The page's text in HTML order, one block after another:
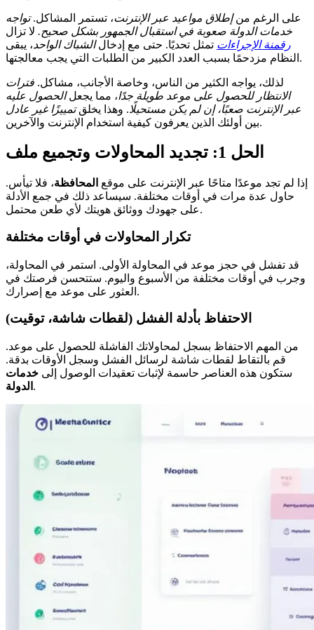
على الرغم منإطلاق مواعيد عبر الإنترنت، تستمر المشاكل.تواجه
خدمات الدولة صعوبة في استقبال الجمهور بشكل صحيح. لا تزال
رقمنة الإجراءات تمثل تحديًا. حتى مع إدخالالشباك الواحد، يبقى
النظام مزدحمًا بسبب العدد الكبير من الطلبات التي يجب معالجتها.
لذلك، يواجه الكثير من الناس، وخاصة الأجانب، مشاكل. فترات
الانتظار للحصول على موعد طويلة جدًا، مما يجعلالحصول عليه
عبر الإنترنت صعبًا، إن لم يكن مستحيلًا. وهذا يخلقتمييزًا غير عادل
بين أولئك الذين يعرفون كيفية استخدام الإنترنت والآخرين.
الحل 1: تجديد المحاولات وتجميع ملف
إذا لم تجد موعدًا متاحًا عبر الإنترنت على موقع المحافظة، فلا تيأس.
حاول عدة مرات في أوقات مختلفة. سيساعد ذلك في جمع الأدلة
على جهودك ووثائق هويتك لأي طعن محتمل.
تكرار المحاولات في أوقات مختلفة
قد تفشل في حجز موعد في المحاولة الأولى. استمر في المحاولة،
وجرب في أوقات مختلفة من الأسبوع واليوم. ستتحسن فرصتك في
العثور على موعد مع إصرارك.
الاحتفاظ بأدلة الفشل (لقطات شاشة، توقيت)
من المهم الاحتفاظ بسجل لمحاولاتك الفاشلة للحصول على موعد.
قم بالتقاط لقطات شاشة لرسائل الفشل وسجل الأوقات بدقة.
ستكون هذه العناصر حاسمة لإثبات تعقيدات الوصول إلى خدمات
الدولة .